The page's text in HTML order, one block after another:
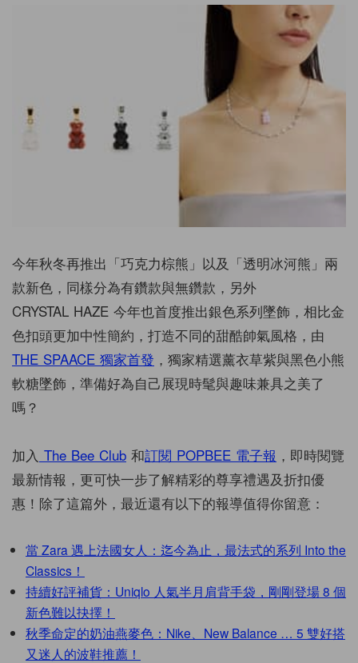
今年秋冬再推出「巧克力棕熊」以及「透明冰河熊」兩
款新色，同樣分為有鑽款與無鑽款，另外
CRYSTAL HAZE 今年也首度推出銀色系列墜飾，相比金
色扣頭更加中性簡約， 打造不同的甜酷帥氣風格，由
THE SPAACE 獨家首發 ，獨家精選薰衣草紫與黑色小熊
軟糖墜飾，準備好為自己展現時髦與趣味兼具之美了
嗎？
加入 The Bee Club 和訂閱 POPBEE 電子報 ，即時閱覽
最新情報，更可快一步了解精彩的尊享禮遇及折扣優
惠！除了這篇外，最近還有以下的報導值得你留意：
當 Zara 遇上法國女人：迄今為止，最法式的系列 Into the
Classics！
持續好評補貨：Uniqlo 人氣半月肩背手袋，剛剛登場 8 個
新色難以抉擇！
秋季命定的奶油燕麥色：Nike、New Balance … 5 雙好搭
又迷人的波鞋推薦！